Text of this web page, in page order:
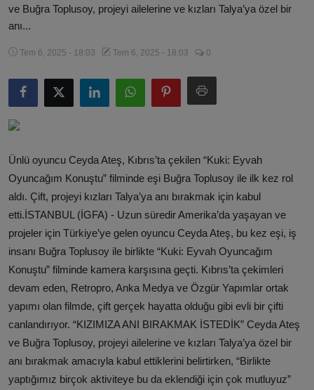
ve Buğra Toplusoy, projeyi ailelerine ve kızları Talya’ya özel bir
anı...
Tem 6, 2025 - 18:03 Tem 6, 2025 - 18:03 0
Ünlü oyuncu Ceyda Ateş, Kıbrıs’ta çekilen “Kuki: Eyvah
Oyuncağım Konuştu” filminde eşi Buğra Toplusoy ile ilk kez rol
aldı. Çift, projeyi kızları Talya’ya anı bırakmak için kabul
etti.İSTANBUL (İGFA) - Uzun süredir Amerika’da yaşayan ve
projeler için Türkiye’ye gelen oyuncu Ceyda Ateş, bu kez eşi, iş
insanı Buğra Toplusoy ile birlikte “Kuki: Eyvah Oyuncağım
Konuştu” filminde kamera karşısına geçti. Kıbrıs’ta çekimleri
devam eden, Retropro, Anka Medya ve Özgür Yapımlar ortak
yapımı olan filmde, çift gerçek hayatta olduğu gibi evli bir çifti
canlandırıyor. “KIZIMIZA ANI BIRAKMAK İSTEDİK” Ceyda Ateş
ve Buğra Toplusoy, projeyi ailelerine ve kızları Talya’ya özel bir
anı bırakmak amacıyla kabul ettiklerini belirtirken, “Birlikte
yaptığımız birçok aktiviteye bu da eklendiği için çok mutluyuz”